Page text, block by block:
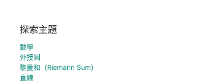
探索主題
數學
外接圓
黎曼和（Riemann Sum）
直線